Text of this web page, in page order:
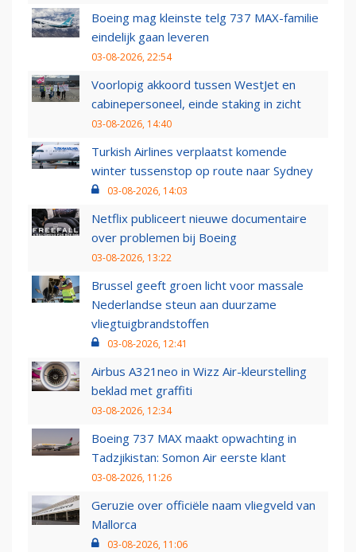
Boeing mag kleinste telg 737 MAX-familie
eindelijk gaan leveren
03-08-2026, 22:54
Voorlopig akkoord tussen WestJet en
cabinepersoneel, einde staking in zicht
03-08-2026, 14:40
Turkish Airlines verplaatst komende
winter tussenstop op route naar Sydney
03-08-2026, 14:03
Netflix publiceert nieuwe documentaire
over problemen bij Boeing
03-08-2026, 13:22
Brussel geeft groen licht voor massale
Nederlandse steun aan duurzame
vliegtuigbrandstoffen
03-08-2026, 12:41
Airbus A321neo in Wizz Air-kleurstelling
beklad met graffiti
03-08-2026, 12:34
Boeing 737 MAX maakt opwachting in
Tadzjikistan: Somon Air eerste klant
03-08-2026, 11:26
Geruzie over officiële naam vliegveld van
Mallorca
03-08-2026, 11:06